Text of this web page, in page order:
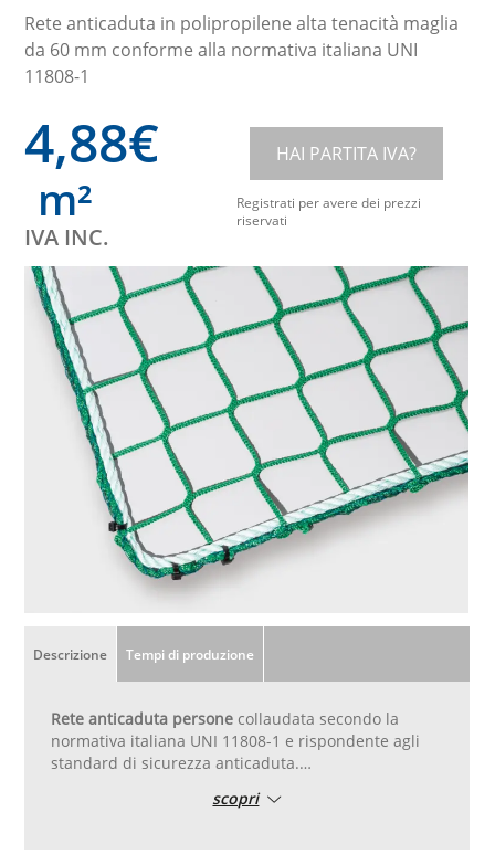
Rete anticaduta in polipropilene alta tenacità maglia
da 60 mm conforme alla normativa italiana UNI
11808-1
4,88€
m²
IVA INC.
HAI PARTITA IVA?
Registrati per avere dei prezzi
riservati
Descrizione Tempi di produzione
Rete anticaduta persone collaudata secondo la
normativa italiana UNI 11808-1 e rispondente agli
standard di sicurezza anticaduta.
Lato corto di misura compresa tra 3m e 5m.
scopri